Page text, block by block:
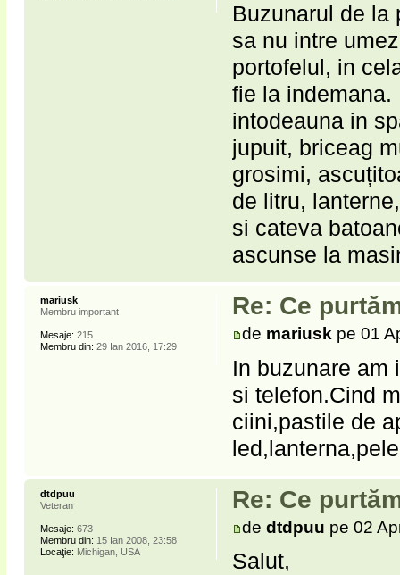
Buzunarul de la
sa nu intre
portofelul, in
fie la
intodeauna in
jupuit, briceag
grosimi,
de litru,
si cateva
ascunse la
Re: Ce
de mariusk pe 01
In buzunare am
si telefon.Cind
ciini,pastile de
mariusk
Membru important
Mesaje: 215
Membru din: 29 Ian 2016, 17:29
Re: Ce
dedtdpuu pe 02
Salut,
dtdpuu
Veteran
Mesaje: 673
Membru din: 15 Ian 2008, 23:58
Locaţie: Michigan, USA